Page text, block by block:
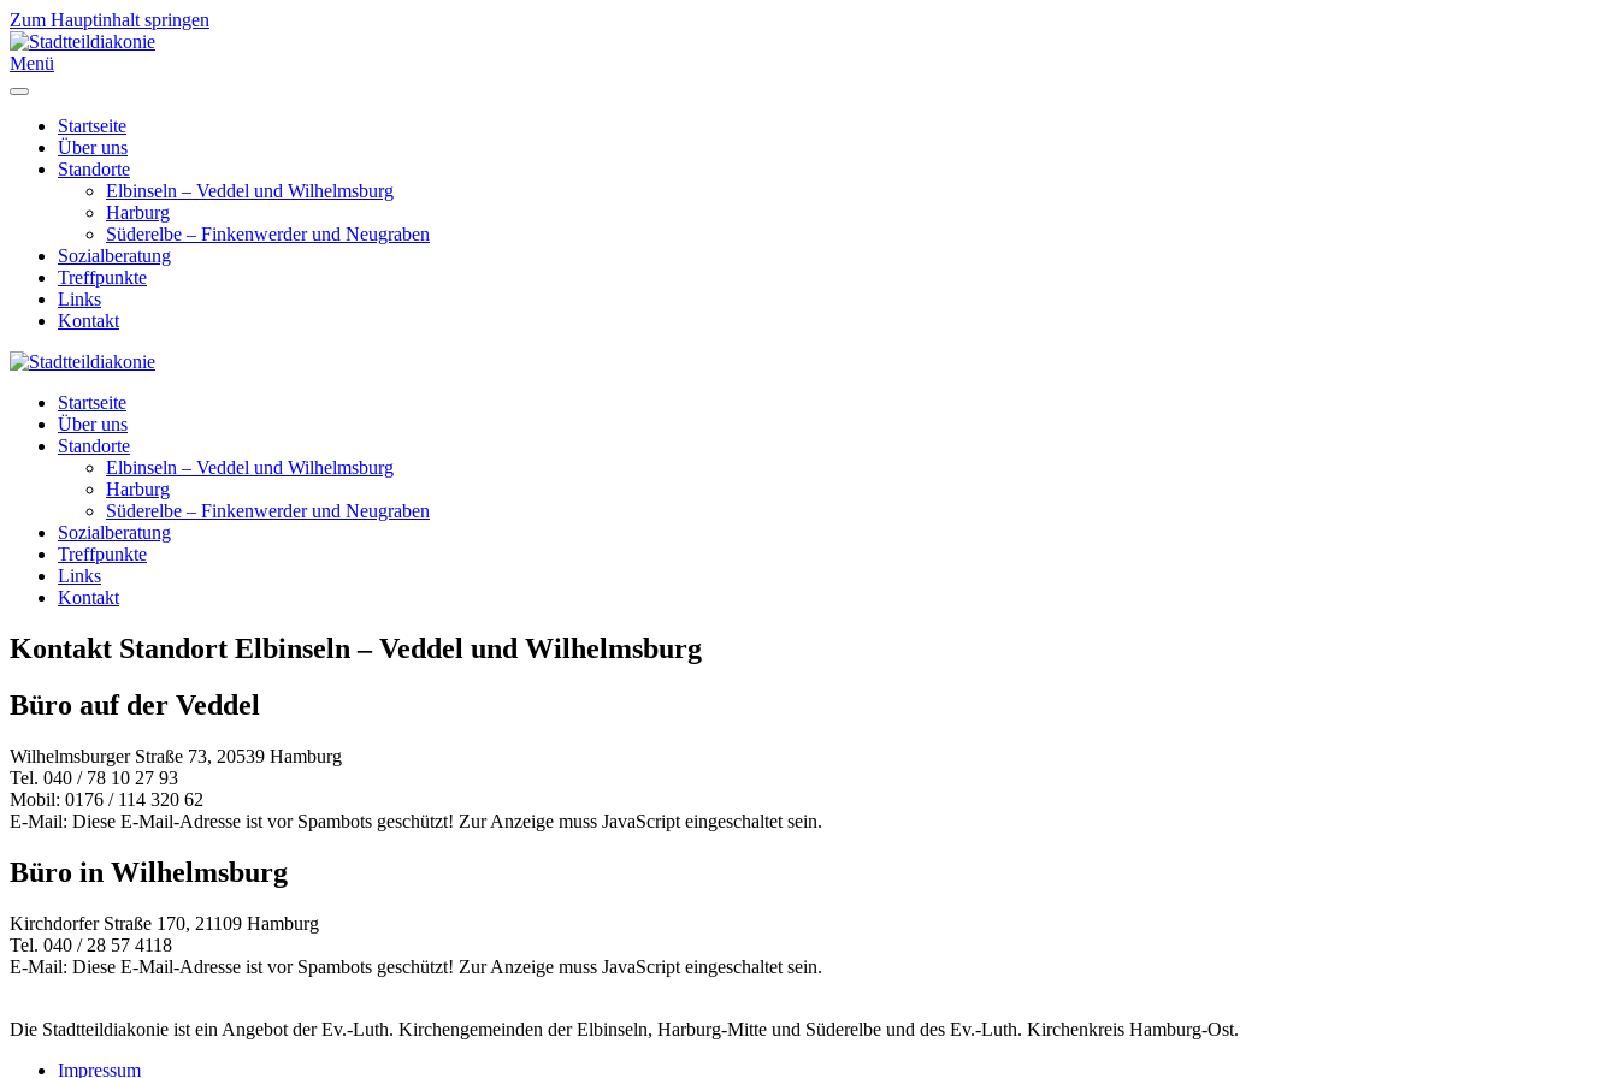
Zum Hauptinhalt springen
Menü
Startseite
Über uns
Standorte
Elbinseln – Veddel und Wilhelmsburg
Harburg
Süderelbe – Finkenwerder und Neugraben
Sozialberatung
Treffpunkte
Links
Kontakt
Startseite
Über uns
Standorte
Elbinseln – Veddel und Wilhelmsburg
Harburg
Süderelbe – Finkenwerder und Neugraben
Sozialberatung
Treffpunkte
Links
Kontakt
Kontakt Standort Elbinseln – Veddel und Wilhelmsburg
Büro auf der Veddel
Wilhelmsburger Straße 73, 20539 Hamburg
Tel. 040 / 78 10 27 93
Mobil: 0176 / 114 320 62
E-Mail: Diese E-Mail-Adresse ist vor Spambots geschützt! Zur Anzeige muss JavaScript eingeschaltet sein.
Büro in Wilhelmsburg
Kirchdorfer Straße 170, 21109 Hamburg
Tel. 040 / 28 57 4118
E-Mail: Diese E-Mail-Adresse ist vor Spambots geschützt! Zur Anzeige muss JavaScript eingeschaltet sein.
Die Stadtteildiakonie ist ein Angebot der Ev.-Luth. Kirchengemeinden der Elbinseln, Harburg-Mitte und Süderelbe und des Ev.-Luth. Kirchenkreis Hamburg-Ost.
Impressum